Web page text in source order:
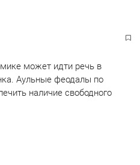
может идти речь в
Аульные феодалы по
наличие свободного